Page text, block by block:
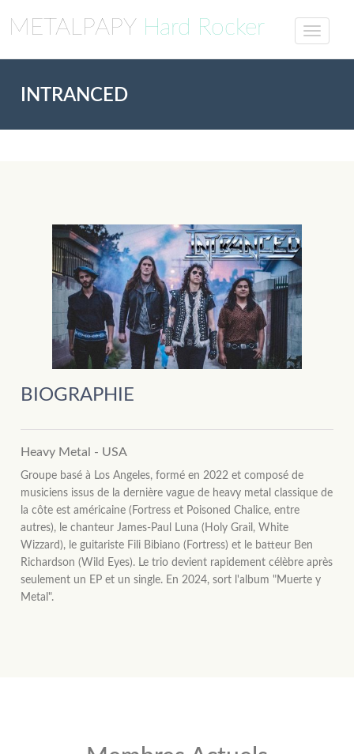
METALPAPY Hard Rocker
INTRANCED
BIOGRAPHIE
Heavy Metal - USA
Groupe basé à Los Angeles, formé en 2022 et composé de
musiciens issus de la dernière vague de heavy metal classique de
la côte est américaine (Fortress et Poisoned Chalice, entre
autres), le chanteur James-Paul Luna (Holy Grail, White
Wizzard), le guitariste Fili Bibiano (Fortress) et le batteur Ben
Richardson (Wild Eyes). Le trio devient rapidement célèbre après
seulement un EP et un single. En 2024, sort l'album "Muerte y
Metal".